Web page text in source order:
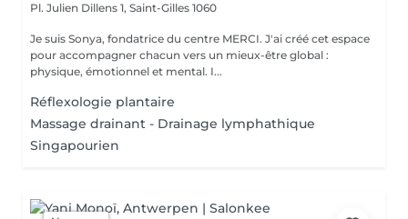
Pl. Julien Dillens 1, Saint-Gilles 1060
Je suis Sonya, fondatrice du centre MERCI. J'ai créé cet espace
pour accompagner chacun vers un mieux-être global :
physique, émotionnel et mental. I...
Réflexologie plantaire
Massage drainant - Drainage lymphathique
Singapourien